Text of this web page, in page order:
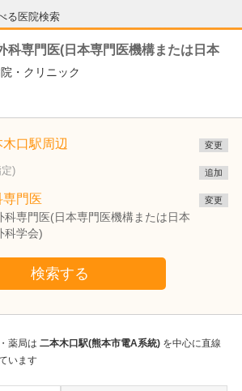
る医院検索
科専門医(日本専門医機構または日本
・クリニック
木口駅周辺 変更
) 追加
専門医
科専門医(日本専門医機構または日本
科学会)
変更
検索する
薬局は 二本木口駅(熊本市電A系統) を中心に直線
います